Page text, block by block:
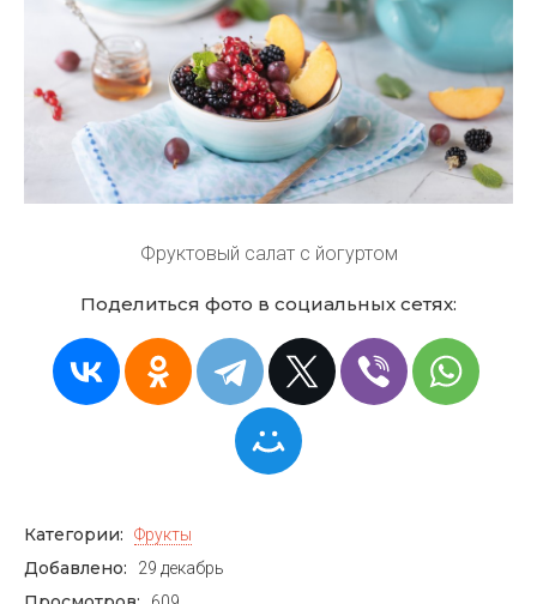
Фруктовый салат с йогуртом
Поделиться фото в социальных сетях:
Категории: Фрукты
Добавлено: 29 декабрь